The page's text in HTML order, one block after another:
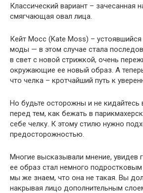
Классический вариант – зачесанная
смягчающая овал лица.
Кейт Мосс (Kate Moss) – устоявшийся
моды — в этом случае стала
в свет с новой стрижкой, очень
окружающие ее новый образ. А
что челка – кротчайший путь к
Но будьте осторожны и не кидайтесь
перед тем, как бежать в
себе челку. К этому стилю нужно
предосторожностью.
Многие высказывали мнение, увидев
ее образ стал немного
мы же знаем, что она не такая. Вы
накрывая лицо дополнительным